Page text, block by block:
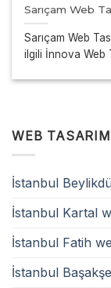
Sarıçam Web
Sarıçam Web
ilgili İnnova Web
WEB
İstanbul
İstanbul Kartal
İstanbul Fatih
İstanbul